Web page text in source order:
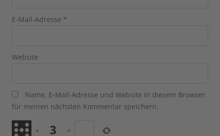
E-Mail-Adresse *
Website
Name, E-Mail-Adresse und Website in diesem Browser
für meinen nächsten Kommentar speichern.
+ =